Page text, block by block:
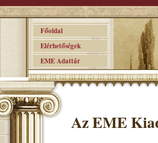
Főoldal
Elérhetőségek
EME Adattár
Az EME